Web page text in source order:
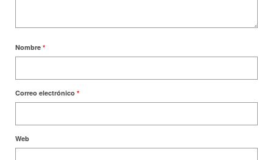
Nombre *
Correo electrónico *
Web